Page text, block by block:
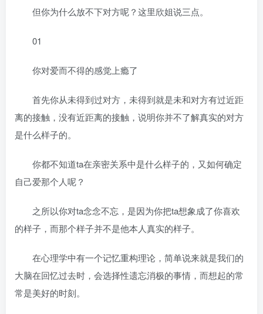
但你为什么放不下对方呢？这里欣姐说三点。
01
你对爱而不得的感觉上瘾了
首先你从未得到过对方，未得到就是未和对方有过近距
离的接触，没有近距离的接触，说明你并不了解真实的对方
是什么样子的。
你都不知道ta在亲密关系中是什么样子的，又如何确定
自己爱那个人呢？
之所以你对ta念念不忘，是因为你把ta想象成了你喜欢
的样子，而那个样子并不是他本人真实的样子。
在心理学中有一个记忆重构理论，简单说来就是我们的
大脑在回忆过去时，会选择性遗忘消极的事情，而想起的常
常是美好的时刻。